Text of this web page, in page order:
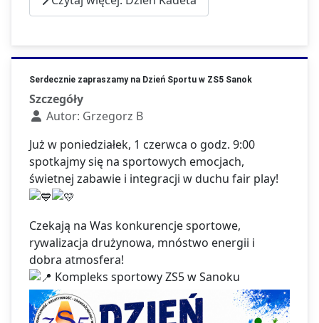
Serdecznie zapraszamy na Dzień Sportu w ZS5 Sanok
Szczegóły
Autor: Grzegorz B
Już w poniedziałek, 1 czerwca o godz. 9:00
spotkajmy się na sportowych emocjach,
świetnej zabawie i integracji w duchu fair play!
Czekają na Was konkurencje sportowe,
rywalizacja drużynowa, mnóstwo energii i
dobra atmosfera!
Kompleks sportowy ZS5 w Sanoku